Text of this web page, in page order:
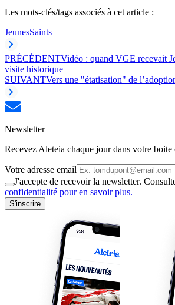
Les mots-clés/tags associés à cet article :
JeunesSaints
PRÉCÉDENTVidéo : quand VGE recevait
visite historique
SUIVANTVers une "étatisation" de
Newsletter
Recevez Aleteia chaque jour dans votre boite
Votre adresse email
J'accepte de recevoir la newsletter.
confidentialité pour en savoir plus.
S'inscrire